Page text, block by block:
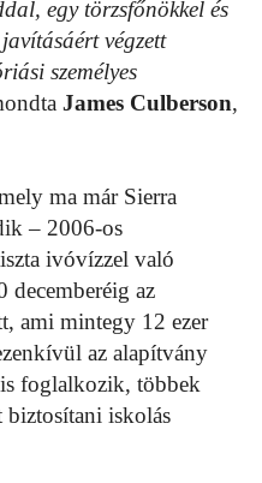
egy törzsfőnökkel és
végzett
személyes
James Culberson,
ma már Sierra
– 2006-os
ivóvízzel való
decemberéig az
ami mintegy 12 ezer
az alapítvány
foglalkozik, többek
biztosítani iskolás